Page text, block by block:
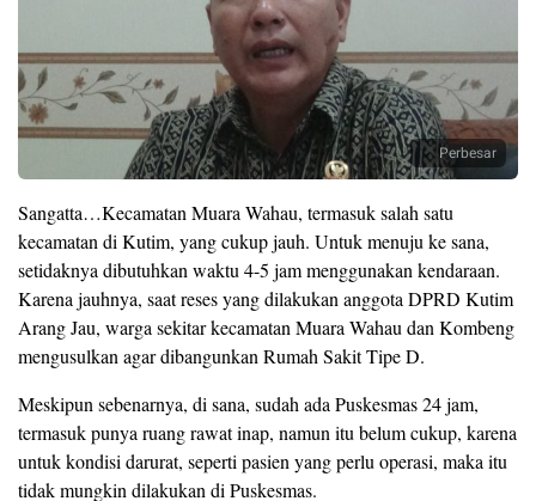
Perbesar
Sangatta…Kecamatan Muara Wahau, termasuk salah satu
kecamatan di Kutim, yang cukup jauh. Untuk menuju ke sana,
setidaknya dibutuhkan waktu 4-5 jam menggunakan kendaraan.
Karena jauhnya, saat reses yang dilakukan anggota DPRD Kutim
Arang Jau, warga sekitar kecamatan Muara Wahau dan Kombeng
mengusulkan agar dibangunkan Rumah Sakit Tipe D.
Meskipun sebenarnya, di sana, sudah ada Puskesmas 24 jam,
termasuk punya ruang rawat inap, namun itu belum cukup, karena
untuk kondisi darurat, seperti pasien yang perlu operasi, maka itu
tidak mungkin dilakukan di Puskesmas.